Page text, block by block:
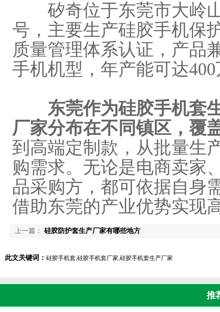
矽奇位于东莞市大岭山
号，主要生产硅胶手机保
质量管理体系认证，产品
手机机型，年产能可达
东莞作为硅胶手机套
厂家分布在不同镇区，覆
到高端定制款，从批量生
购需求。无论是电商卖家
品采购方，都可依据自身
借助东莞的产业优势实现
上一篇： 硅胶防护套生产厂家有哪些地方
此文关键词： 硅胶手机套,硅胶手机套厂家,硅胶手机套生产厂家
推